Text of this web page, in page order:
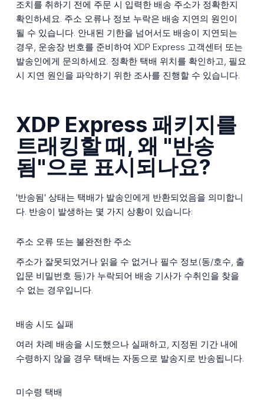
조치를 취하기 전에 주문 시 입력한 배송 주소가 정확한지
확인하세요. 주소 오류나 정보 누락은 배송 지연의 원인이
될 수 있습니다. 안내된 기한을 넘어서도 배송이 지연되는
경우, 운송장 번호를 준비하여 XDP Express 고객센터 또는
발송인에게 문의하세요. 정확한 택배 위치를 확인하고, 필요
시 지연 원인을 파악하기 위한 조사를 진행할 수 있습니다.
XDP Express 패키지를
트래킹할 때, 왜 "반송
됨"으로 표시되나요?
'반송됨' 상태는 택배가 발송인에게 반환되었음을 의미합니
다. 반송이 발생하는 몇 가지 상황이 있습니다:
주소 오류 또는 불완전한 주소
주소가 잘못되었거나 읽을 수 없거나 필수 정보(동/호수, 출
입문 비밀번호 등)가 누락되어 배송 기사가 수취인을 찾을
수 없는 경우입니다.
배송 시도 실패
여러 차례 배송을 시도했으나 실패하고, 지정된 기간 내에
수령하지 않을 경우 택배는 자동으로 발송지로 반송됩니다.
미수령 택배